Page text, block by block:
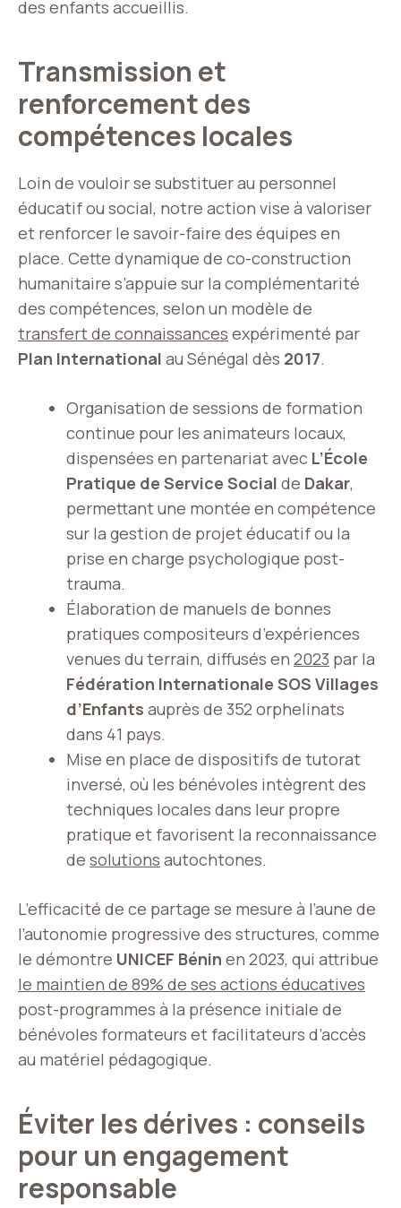
des enfants accueillis.
Transmission et
renforcement des
compétences locales
Loin de vouloir se substituer au personnel
éducatif ou social, notre action vise à valoriser
et renforcer le savoir-faire des équipes en
place. Cette dynamique de co-construction
humanitaire s’appuie sur la complémentarité
des compétences, selon un modèle de
transfert de connaissances expérimenté par
Plan International au Sénégal dès 2017.
Organisation de sessions de formation
continue pour les animateurs locaux,
dispensées en partenariat avec L’École
Pratique de Service Social de Dakar,
permettant une montée en compétence
sur la gestion de projet éducatif ou la
prise en charge psychologique post-
trauma.
Élaboration de manuels de bonnes
pratiques compositeurs d’expériences
venues du terrain, diffusés en 2023 par la
Fédération Internationale SOS Villages
d’Enfants auprès de 352 orphelinats
dans 41 pays.
Mise en place de dispositifs de tutorat
inversé, où les bénévoles intègrent des
techniques locales dans leur propre
pratique et favorisent la reconnaissance
de solutions autochtones.
L’efficacité de ce partage se mesure à l’aune de
l’autonomie progressive des structures, comme
le démontre UNICEF Bénin en 2023, qui attribue
le maintien de 89% de ses actions éducatives
post-programmes à la présence initiale de
bénévoles formateurs et facilitateurs d’accès
au matériel pédagogique.
Éviter les dérives : conseils
pour un engagement
responsable